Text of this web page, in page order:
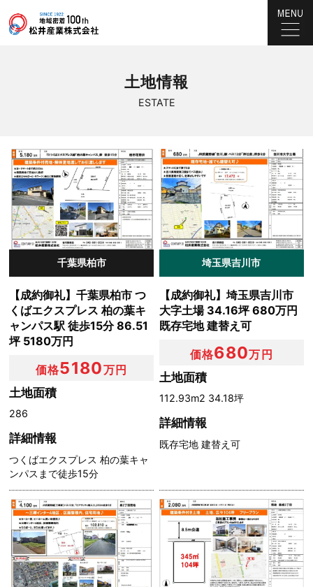
ESTATE
土地情報
千葉県柏市
【成約御礼】千葉県柏市 つ
くばエクスプレス 柏の葉キ
ャンパス駅 徒歩15分 86.51
坪 5180万円
価格5180万円
土地面積
286
詳細情報
つくばエクスプレス 柏の葉キャ
ンパスまで徒歩15分
埼玉県吉川市
【成約御礼】埼玉県吉川市
大字土場 34.16坪 680万円
既存宅地 建替え可
価格680万円
土地面積
112.93m2 34.18坪
詳細情報
既存宅地 建替え可